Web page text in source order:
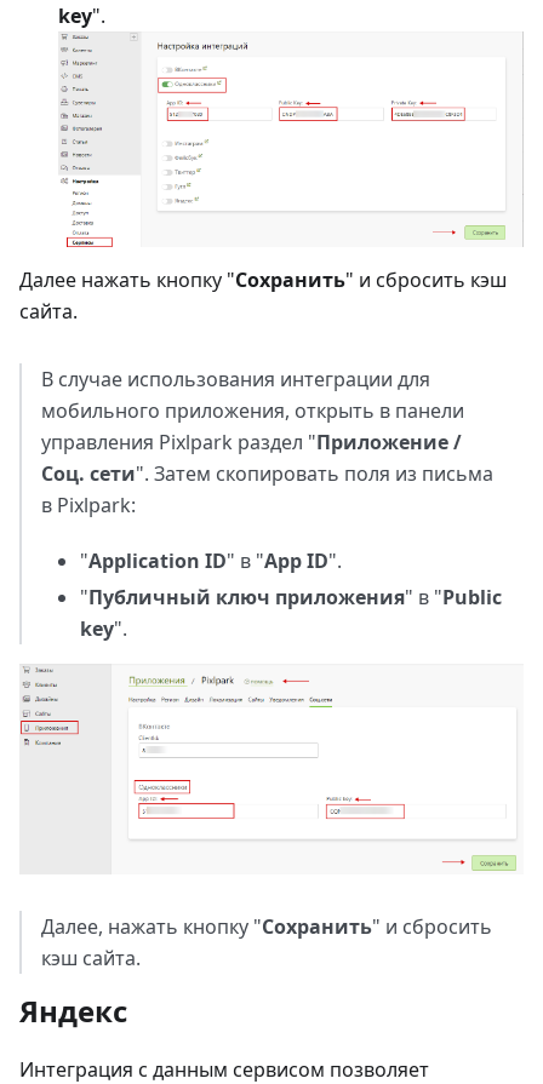
key".
Далее нажать кнопку "Сохранить" и сбросить кэш
сайта.
В случае использования интеграции для
мобильного приложения, открыть в панели
управления Pixlpark раздел "Приложение /
Соц. сети". Затем скопировать поля из письма
в Pixlpark:
"Application ID" в "App ID".
"Публичный ключ приложения" в "Public
key".
Далее, нажать кнопку "Сохранить" и сбросить
кэш сайта.
Яндекс
Интеграция с данным сервисом позволяет